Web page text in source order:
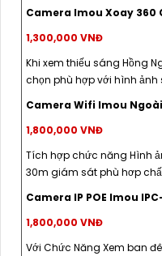
Camera Imou Xoay 360
1,300,000 VNĐ
Khi xem thiếu sáng Hồng
chọn phù hợp với hình ảnh
Camera Wifi Imou Ngoài
1,800,000 VNĐ
Tích hợp chức năng Hình
30m giám sát phù hơp
Camera IP POE Imou
1,800,000 VNĐ
Với Chức Năng Xem ban